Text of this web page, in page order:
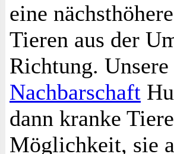
eine
Tieren aus der
Richtung.
Nachbarschaft
dann kranke
Möglichkeit, sie